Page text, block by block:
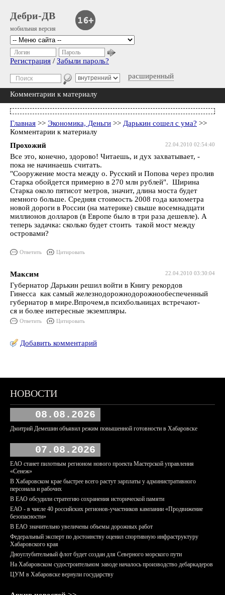
Дебри-ДВ
мобильная версия
расширенный
Логин Пароль
Регистрация / Забыли пароль?
Комментарии к материалу
Главная >> Экономика, Деньги >> Дарькин сошел с ума? >>
Комментарии к материалу
22.04.2010 02:54:40
Прохожий
Все это, конечно, здорово! Читаешь, и дух захватывает, -
пока не начинаешь считать.
"Сооружение моста между о. Русский и Попова через пролив
Старка обойдется примерно в 270 млн рублей". Ширина
Старка около пятисот метров, значит, длина моста будет
немного больше. Средняя стоимость 2008 года километра
новой дороги в России (на материке) свыше восемнадцати
миллионов долларов (в Европе было в три раза дешевле). А
теперь задачка: сколько будет стоить такой мост между
островами?
Ответить Цитировать
22.04.2010 03:30:04
Максим
Губернатор Дарькин решил войти в Книгу рекордов
Гинесса как самый железнодорожнодорожнообеспеченный
губернатор в мире.Впрочем,в психбольницах встречают-
ся и более интересные экземпляры.
Ответить Цитировать
Добавить комментарий
НОВОСТИ
08.08.2026
Дмитрий Демешин объявил режим повышенной готовности в Хабаровске
07.08.2026
ЕАО станет пилотным регионом нового проекта Мастерской управления
«Сенеж»
В Хабаровском крае быстрее всего растут зарплаты у административного
персонала и рабочих
В ЕАО обсудили стратегию сохранения исторической памяти
ЕАО - в числе 40 российских регионов-участников кампании «Продвижение
безопасности»
В ЕАО значительно увеличены объемы дорожных работ
Федеральный эксперт по достоинству оценил спортивную инфраструктуру
Хабаровского края
Дноуглубительный флот будет создан для Северного морского пути
На Хабаровском судостроительном заводе началось производство дебаркадеров
ЦУМ в Хабаровске вернули государству